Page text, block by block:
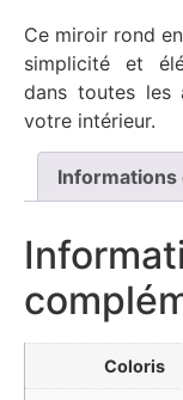
Ce miroir rond
simplicité et
dans toutes les
votre intérieur.
Coloris